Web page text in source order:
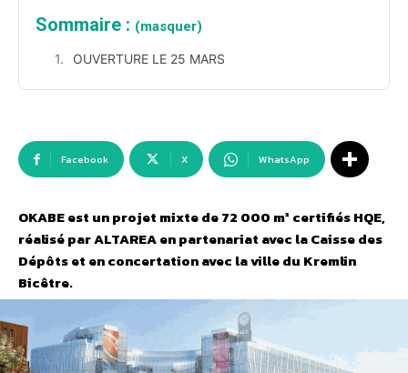
Sommaire : (masquer)
OUVERTURE LE 25 MARS
Facebook X WhatsApp
OKABE est un projet mixte de 72 000 m² certifiés HQE,
réalisé par ALTAREA en partenariat avec la Caisse des
Dépôts et en concertation avec la ville du Kremlin
Bicêtre.